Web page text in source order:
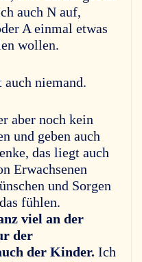
auch N auf,
A einmal etwas
wollen.
niemand.
aber noch kein
und geben auch
das liegt auch
Erwachsenen
und Sorgen
fühlen.
viel an der
der
der Kinder. Ich